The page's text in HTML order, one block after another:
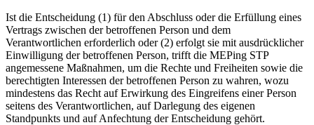
Ist die Entscheidung (1) für den Abschluss oder die Erfüllung eines
Vertrags zwischen der betroffenen Person und dem
Verantwortlichen erforderlich oder (2) erfolgt sie mit ausdrücklicher
Einwilligung der betroffenen Person, trifft die MEPing STP
angemessene Maßnahmen, um die Rechte und Freiheiten sowie die
berechtigten Interessen der betroffenen Person zu wahren, wozu
mindestens das Recht auf Erwirkung des Eingreifens einer Person
seitens des Verantwortlichen, auf Darlegung des eigenen
Standpunkts und auf Anfechtung der Entscheidung gehört.